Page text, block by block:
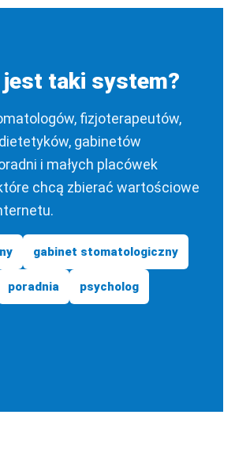
jest taki system?
fizjoterapeutów,
gabinetów
i małych placówek
chcą zbierać wartościowe
gabinet stomatologiczny
poradnia psycholog